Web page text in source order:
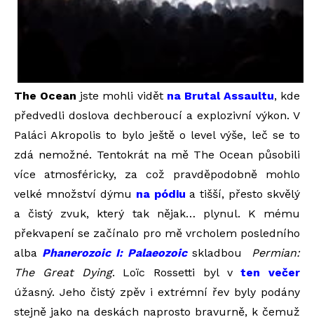
The Ocean jste mohli vidět na Brutal Assaultu, kde
předvedli doslova dechberoucí a explozivní výkon. V
Paláci Akropolis to bylo ještě o level výše, leč se to
zdá nemožné. Tentokrát na mě The Ocean působili
více atmosféricky, za což pravděpodobně mohlo
velké množství dýmu na pódiu a tišší, přesto skvělý
a čistý zvuk, který tak nějak… plynul. K mému
překvapení se začínalo pro mě vrcholem posledního
alba Phanerozoic I: Palaeozoicskladbou Permian:
The Great Dying. Loïc Rossetti byl vten večer
úžasný. Jeho čistý zpěv i extrémní řev byly podány
stejně jako na deskách naprosto bravurně, k čemuž